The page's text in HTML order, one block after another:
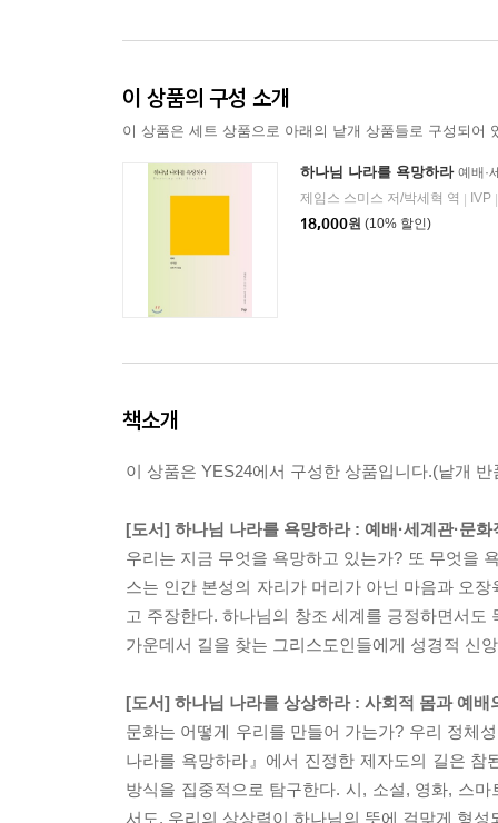
이 상품의 구성 소개
이 상품은 세트 상품으로 아래의 낱개 상품들로 구성되어
하나님 나라를 욕망하라 예배·
제임스 스미스 저/박세혁 역
IVP
18,000원 (10% 할인)
책소개
이 상품은 YES24에서 구성한 상품입니다.(낱개 반
[도서] 하나님 나라를 욕망하라 : 예배·세계관·문화
우리는 지금 무엇을 욕망하고 있는가? 또 무엇을
스는 인간 본성의 자리가 머리가 아닌 마음과 오
고 주장한다. 하나님의 창조 세계를 긍정하면서
가운데서 길을 찾는 그리스도인들에게 성경적 신
[도서] 하나님 나라를 상상하라 : 사회적 몸과 예배
문화는 어떻게 우리를 만들어 가는가? 우리 정체
나라를 욕망하라』에서 진정한 제자도의 길은
방식을 집중적으로 탐구한다. 시, 소설, 영화, 스
서도, 우리의 상상력이 하나님의 뜻에 걸맞게 형